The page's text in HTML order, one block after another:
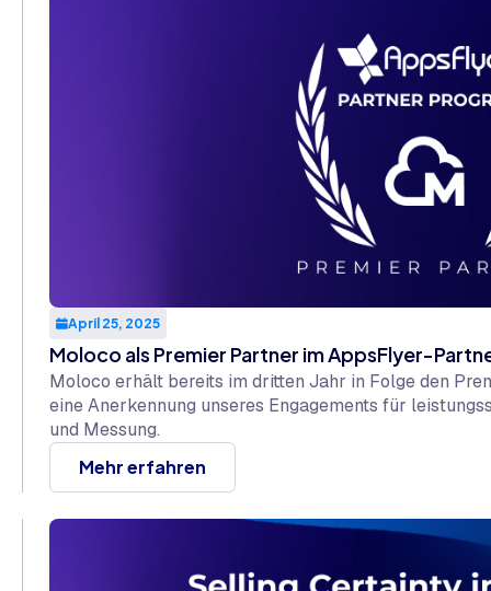
April 25, 2025
Moloco als Premier Partner im AppsFlyer-
Moloco erhält bereits im dritten Jahr in Folge den
eine Anerkennung unseres Engagements für
und Messung.
Mehr erfahren